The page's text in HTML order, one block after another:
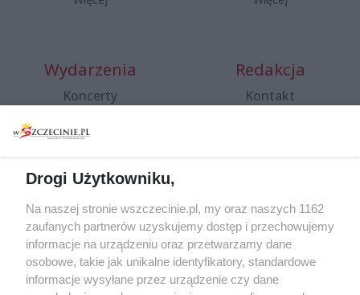
Wydarzenia
Koncerty
Spacery i oprowadzania
targi
Wernisaże
Więcej
Redakcja
Kontakt
Specjalny koncert z okazji
20. urodzin portalu
wSzczecinie.pl
Regulamin konkursów
śniadaniówka "Hej
Drogi Użytkowniku,
Na naszej stronie wszczecinie.pl, my oraz naszych 1162
zaufanych partnerów uzyskujemy dostęp i przechowujemy
informacje na urządzeniu oraz przetwarzamy dane
osobowe, takie jak unikalne identyfikatory, standardowe
informacje wysyłane przez urządzenie czy dane